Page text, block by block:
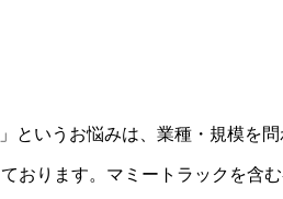
いうお悩みは、業種・規模を問
おります。マミートラックを含